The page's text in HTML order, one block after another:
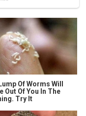
Of Worms Will
Out Of You In The
Try It